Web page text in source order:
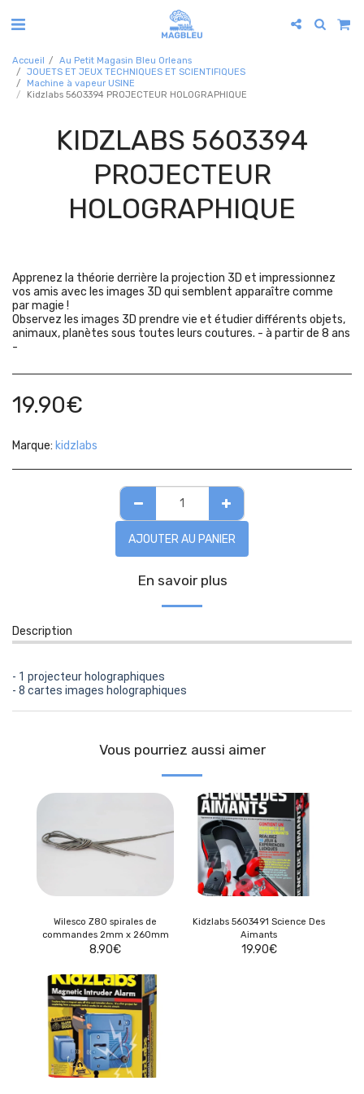
Accueil
Au Petit Magasin Bleu Orleans
JOUETS ET JEUX TECHNIQUES ET SCIENTIFIQUES
Machine à vapeur USINE
Kidzlabs 5603394 PROJECTEUR HOLOGRAPHIQUE
KIDZLABS 5603394
PROJECTEUR
HOLOGRAPHIQUE
Apprenez la théorie derrière la projection 3D et impressionnez
vos amis avec les images 3D qui semblent apparaître comme
par magie !
Observez les images 3D prendre vie et étudier différents objets,
animaux, planètes sous toutes leurs coutures. - à partir de 8 ans
-
19.90€
Marque: kidzlabs
AJOUTER AU PANIER
En savoir plus
Description
- 1 projecteur holographiques
- 8 cartes images holographiques
Vous pourriez aussi aimer
Wilesco Z80 spirales de
commandes 2mm x 260mm
8.90€
Kidzlabs 5603491 Science Des
Aimants
19.90€